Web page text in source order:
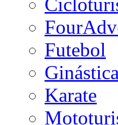
Futebol
Ginástica
Karate